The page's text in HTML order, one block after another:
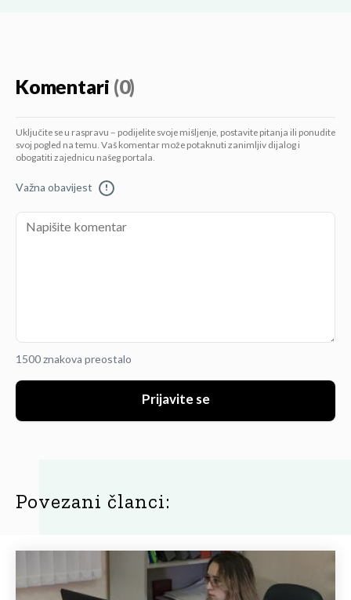
Komentari (0)
Uključite se u raspravu – podijelite svoje mišljenje, postavite pitanja ili ponudite
svoj pogled na temu. Vaš komentar može potaknuti zanimljiv dijalog i
obogatiti zajednicu našeg portala.
Važna obavijest !
1500 znakova preostalo
Prijavite se
Povezani članci: